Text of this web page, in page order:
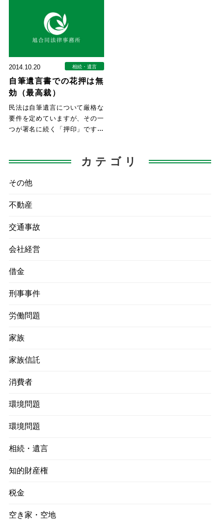
2014.10.20 相続・遺言
自筆遺言書での花押は無
効（最高裁）
民法は自筆遺言について厳格な
要件を定めていますが、その一
つが署名に続く「押印」です。
カテゴリ
その他
不動産
交通事故
会社経営
借金
刑事事件
労働問題
家族
家族信託
消費者
環境問題
環境問題
相続・遺言
知的財産権
税金
空き家・空地